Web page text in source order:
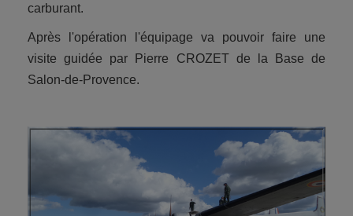
carburant.
Après l'opération l'équipage va pouvoir faire une
visite guidée par Pierre CROZET de la Base de
Salon-de-Provence.